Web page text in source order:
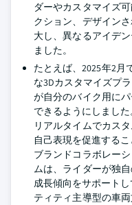
ダーやカスタマイズ
クション、デザイン
大し、異なるアイデ
ました。
たとえば、2025年2月
な3Dカスタマイズプ
が自分のバイク用に
できるようにしまし
リアルタイムでカス
自己表現を促進する
ブランドコラボレー
ムは、ライダーが独
成長傾向をサポート
ティティ主導型の車